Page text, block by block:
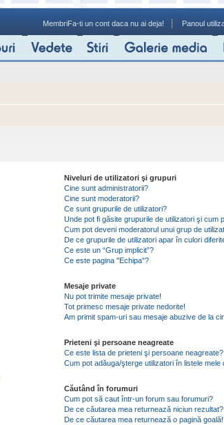
MembriFa-ti un cont daca nu ai deja! Panoul
Niveluri de utilizatori şi grupuri
Cine sunt administratorii?
Cine sunt moderatorii?
Ce sunt grupurile de utilizatori?
Unde pot fi găsite grupurile de utilizatori şi cum
Cum pot deveni moderatorul unui grup de
De ce grupurile de utilizatori apar în culori
Ce este un “Grup implicit”?
Ce este pagina "Echipa"?
Mesaje private
Nu pot trimite mesaje private!
Tot primesc mesaje private nedorite!
Am primit spam-uri sau mesaje abuzive de la
Prieteni şi persoane neagreate
Ce este lista de prieteni şi persoane neagreate?
Cum pot adăuga/şterge utilizatori în listele
Căutând în forumuri
Cum pot să caut într-un forum sau forumuri?
De ce căutarea mea returnează niciun rezultat?
De ce căutarea mea returnează o pagină